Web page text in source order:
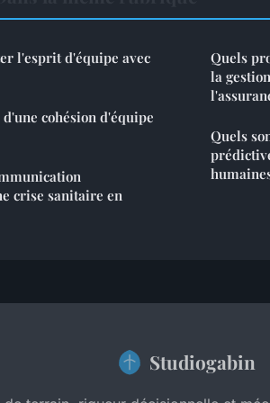
l'esprit d'équipe avec
cohésion d'équipe
crise sanitaire en
Quels
la
Quels
Studiogabin